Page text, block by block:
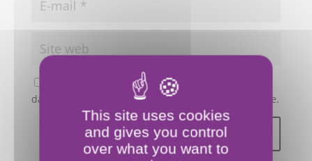
Enregistrer mon nom, mon e-mail et mon site
dans le navigateur pour mon prochain commentaire.
This site uses cookies
and gives you control
over what you want to